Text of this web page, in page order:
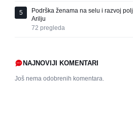
5
Podrška ženama na selu i razvoj
Arilju
72 pregleda
NAJNOVIJI KOMENTARI
Još nema odobrenih komentara.